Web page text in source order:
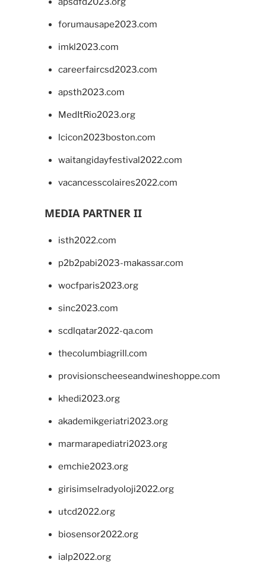
forumausape2023.com
imkl2023.com
careerfaircsd2023.com
apsth2023.com
MedItRio2023.org
lcicon2023boston.com
waitangidayfestival2022.com
vacancesscolaires2022.com
MEDIA PARTNER II
isth2022.com
p2b2pabi2023-makassar.com
wocfparis2023.org
sinc2023.com
scdlqatar2022-qa.com
thecolumbiagrill.com
provisionscheeseandwineshoppe.com
khedi2023.org
akademikgeriatri2023.org
marmarapediatri2023.org
emchie2023.org
girisimselradyoloji2022.org
utcd2022.org
biosensor2022.org
ialp2022.org